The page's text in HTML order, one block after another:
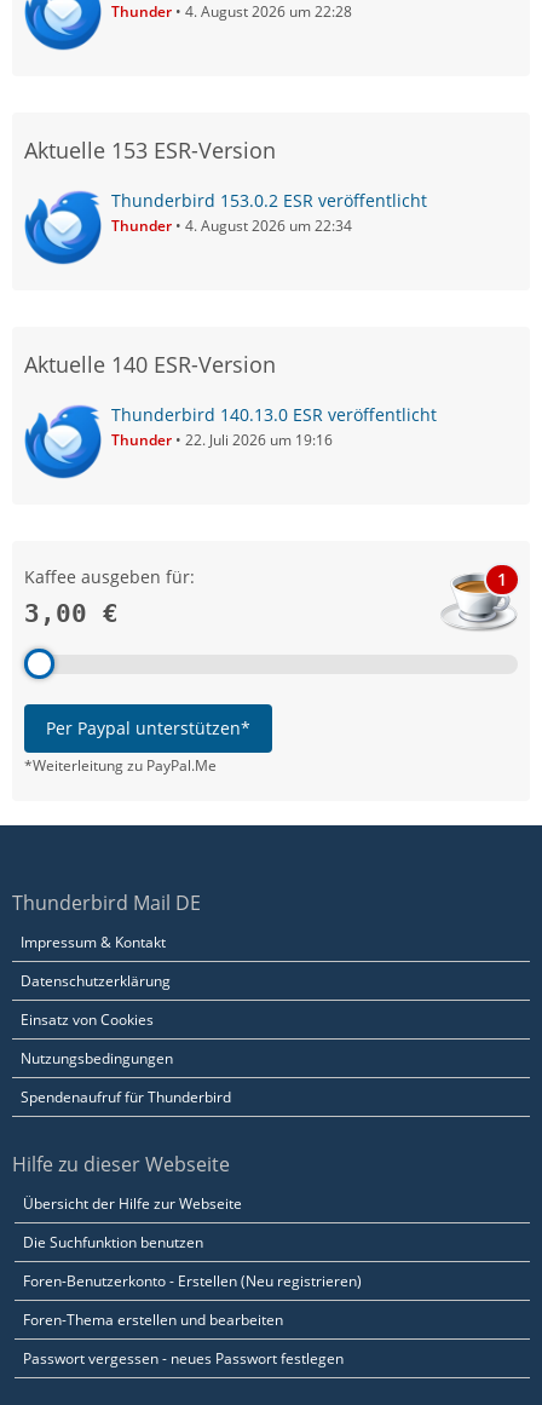
Thunder 4. August 2026 um 22:28
Aktuelle 153 ESR-Version
Thunderbird 153.0.2 ESR veröffentlicht
Thunder 4. August 2026 um 22:34
Aktuelle 140 ESR-Version
Thunderbird 140.13.0 ESR veröffentlicht
Thunder 22. Juli 2026 um 19:16
Kaffee ausgeben für:
3,00 €
1
Per Paypal unterstützen*
*Weiterleitung zu PayPal.Me
Thunderbird Mail DE
Impressum & Kontakt
Datenschutzerklärung
Einsatz von Cookies
Nutzungsbedingungen
Spendenaufruf für Thunderbird
Hilfe zu dieser Webseite
Übersicht der Hilfe zur Webseite
Die Suchfunktion benutzen
Foren-Benutzerkonto - Erstellen (Neu registrieren)
Foren-Thema erstellen und bearbeiten
Passwort vergessen - neues Passwort festlegen